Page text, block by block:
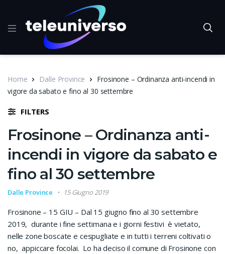
Home Dalle Province
Frosinone – Ordinanza anti-incendi in
vigore da sabato e fino al 30 settembre
FILTERS
Frosinone – Ordinanza anti-
incendi in vigore da sabato e
fino al 30 settembre
Dalle Province 15 Giugno 2019
Frosinone – 15 GIU – Dal 15 giugno fino al 30 settembre
2019, durante i fine settimana e i giorni festivi è vietato,
nelle zone boscate e cespugliate e in tutti i terreni coltivati o
no, appiccare focolai. Lo ha deciso il comune di Frosinone con